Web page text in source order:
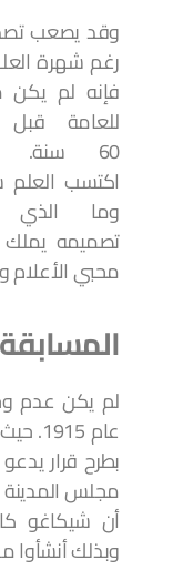
وقد يصعب
رغم شهرة
فإنه لم يكن
للعامة قبل
60 سنة.
اكتسب العلم
وما الذي
تصميمه يملك
محبي الأعلام
لم يكن عدم
بطرح قرار
أن شيكاغو
وبذلك